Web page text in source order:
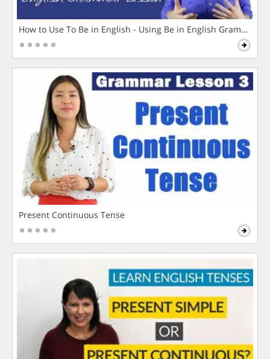
How to Use To Be in English - Using Be in English Grammar
Present Continuous Tense